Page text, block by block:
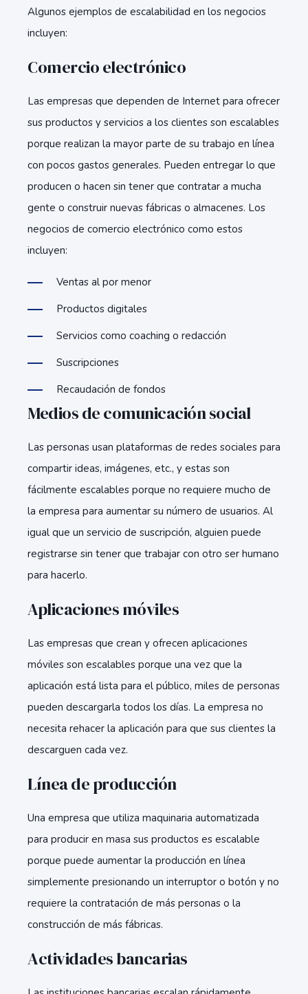
Algunos ejemplos de escalabilidad en los negocios
incluyen:
Comercio electrónico
Las empresas que dependen de Internet para ofrecer
sus productos y servicios a los clientes son escalables
porque realizan la mayor parte de su trabajo en línea
con pocos gastos generales. Pueden entregar lo que
producen o hacen sin tener que contratar a mucha
gente o construir nuevas fábricas o almacenes. Los
negocios de comercio electrónico como estos
incluyen:
Ventas al por menor
Productos digitales
Servicios como coaching o redacción
Suscripciones
Recaudación de fondos
Medios de comunicación social
Las personas usan plataformas de redes sociales para
compartir ideas, imágenes, etc., y estas son
fácilmente escalables porque no requiere mucho de
la empresa para aumentar su número de usuarios. Al
igual que un servicio de suscripción, alguien puede
registrarse sin tener que trabajar con otro ser humano
para hacerlo.
Aplicaciones móviles
Las empresas que crean y ofrecen aplicaciones
móviles son escalables porque una vez que la
aplicación está lista para el público, miles de personas
pueden descargarla todos los días. La empresa no
necesita rehacer la aplicación para que sus clientes la
descarguen cada vez.
Línea de producción
Una empresa que utiliza maquinaria automatizada
para producir en masa sus productos es escalable
porque puede aumentar la producción en línea
simplemente presionando un interruptor o botón y no
requiere la contratación de más personas o la
construcción de más fábricas.
Actividades bancarias